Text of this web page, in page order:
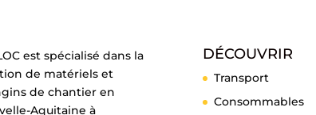
est spécialisé dans la
de matériels et
de chantier en
Aquitaine à
DÉCOUVRIR
Transport
Consommables